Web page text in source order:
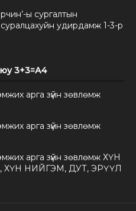
ы сургалтын
суралцахуйн удирдамж 1-3-р
3+3=А4
арга зүйн зөвлөмж
арга зүйн зөвлөмж
арга зүйн зөвлөмж ХҮН
НИЙГЭМ, ДУТ, ЭРҮҮЛ